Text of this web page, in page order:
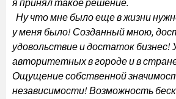
я принял такое решение.
Ну что мне было еще в жизни
у меня было! Созданный мною,
удовольствие и достаток бизнес!
авторитетных в городе и в
Ощущение собственной
независимости! Возможность